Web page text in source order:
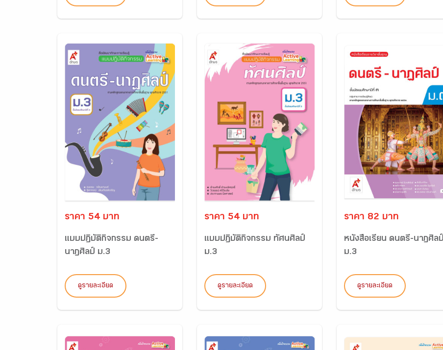
ราคา 54 บาท
แบบปฏิบัติกิจกรรม ดนตรี-
นาฏศิลป์ ม.3
ดูรายละเอียด
ราคา 54 บาท
แบบปฏิบัติกิจกรรม ทัศนศิลป์
ม.3
ดูรายละเอียด
ราคา 82 บาท
หนังสือเรียน ดนตรี-นาฏศิลป์
ม.3
ดูรายละเอียด